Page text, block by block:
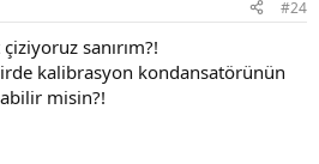
#24
sanırım?!
kalibrasyon kondansatörünün
misin?!